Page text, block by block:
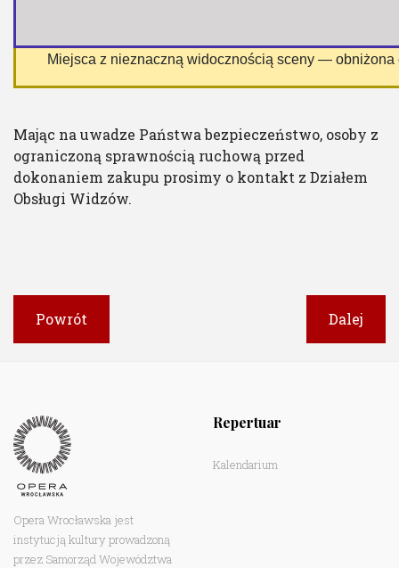
Miejsca z nieznaczną widocznością sceny — obniżona
Mając na uwadze Państwa bezpieczeństwo, osoby z
ograniczoną sprawnością ruchową przed
dokonaniem zakupu prosimy o kontakt z Działem
Obsługi Widzów.
Powrót Dalej
Opera Wrocławska jest
instytucją kultury prowadzoną
przez Samorząd Województwa
Repertuar
Kalendarium